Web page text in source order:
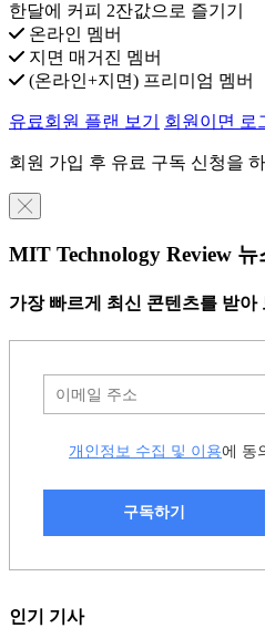
한달에 커피 2잔값으로 즐기기
온라인 멤버
지면 매거진 멤버
(온라인+지면) 프리미엄 멤버
유료회원 플랜 보기 회원이면 로
회원 가입 후 유료 구독 신청을
╳
MIT Technology Review
가장 빠르게 최신 콘텐츠를 받아
개인정보 수집 및 이용에 동
구독하기
인기 기사